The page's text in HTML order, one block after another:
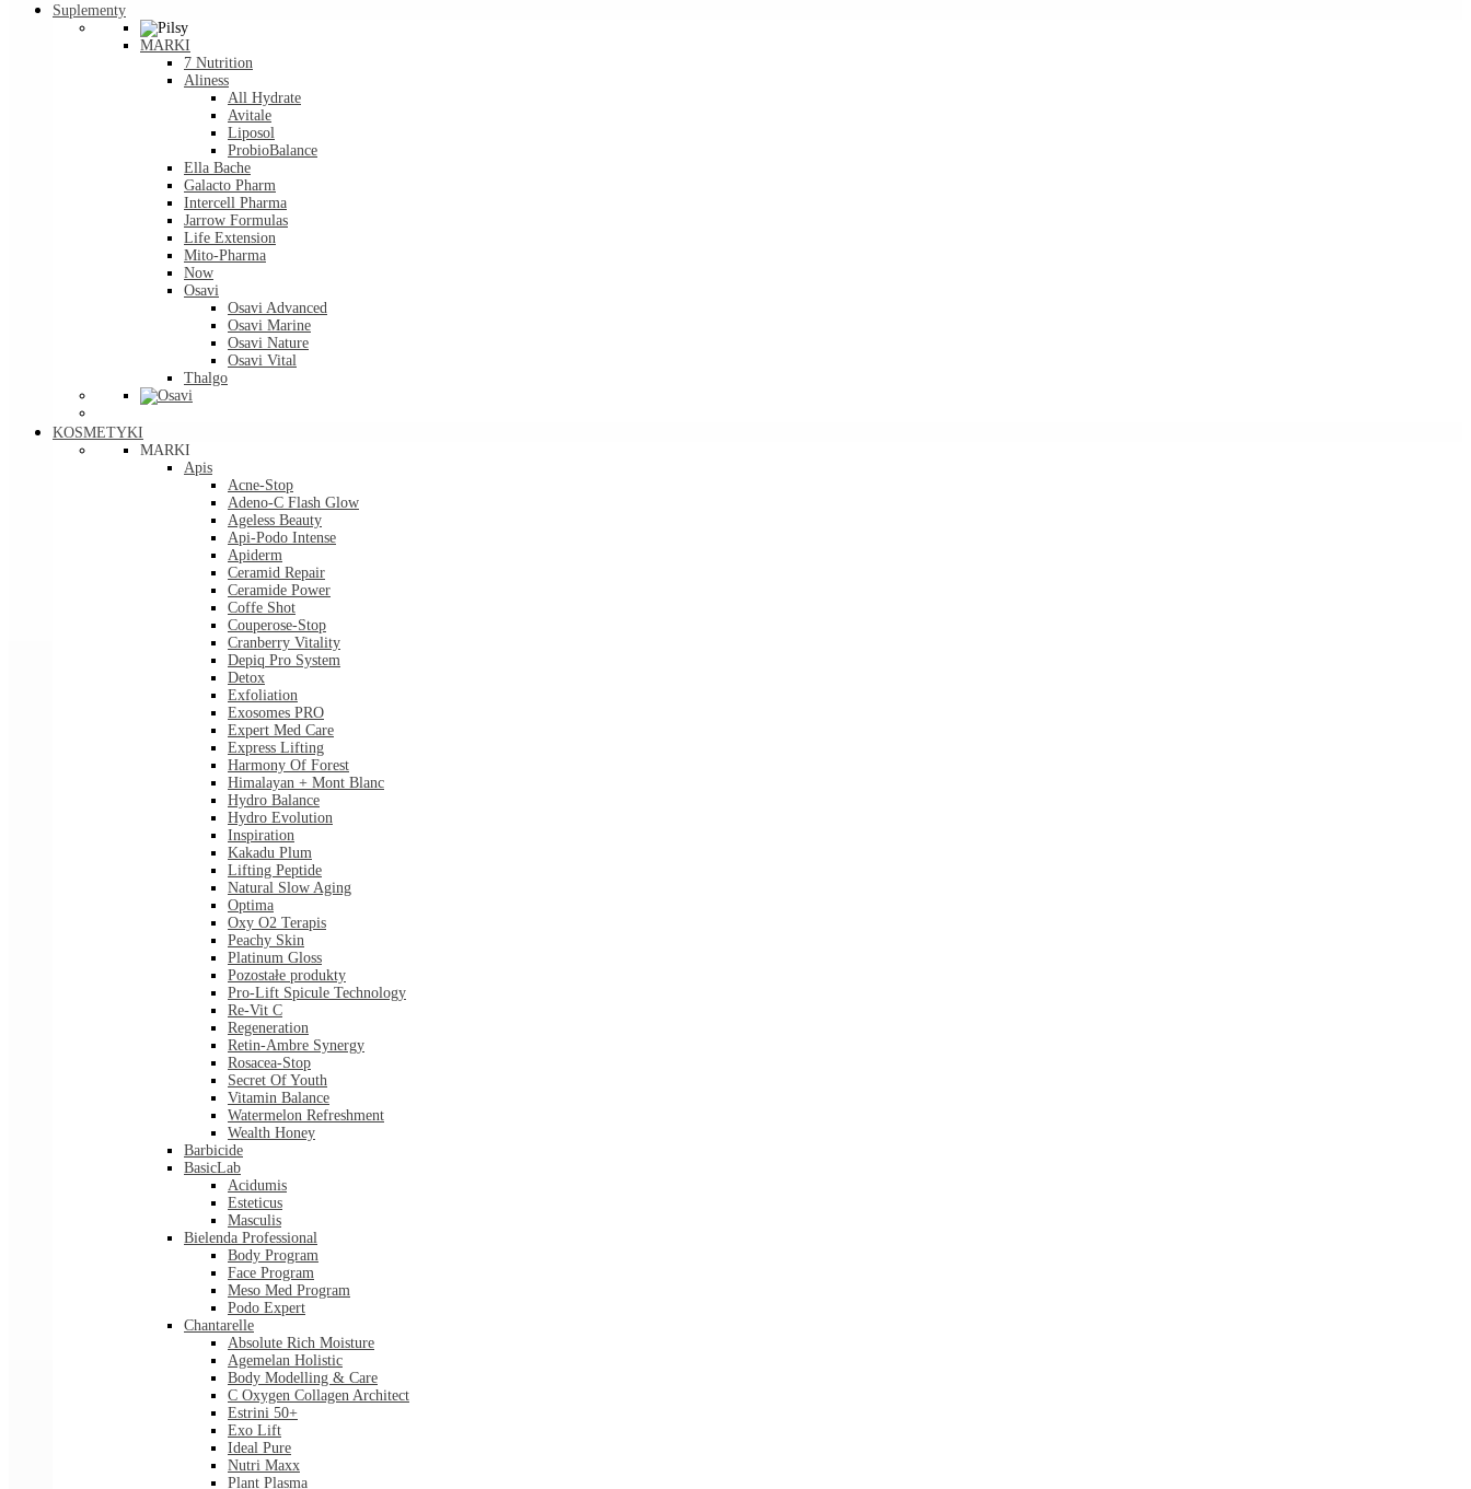
Suplementy
MARKI
7 Nutrition
Aliness
All Hydrate
Avitale
Liposol
ProbioBalance
Ella Bache
Galacto Pharm
Intercell Pharma
Jarrow Formulas
Life Extension
Mito-Pharma
Now
Osavi
Osavi Advanced
Osavi Marine
Osavi Nature
Osavi Vital
Thalgo
KOSMETYKI
MARKI
Apis
Acne-Stop
Adeno-C Flash Glow
Ageless Beauty
Api-Podo Intense
Apiderm
Ceramid Repair
Ceramide Power
Coffe Shot
Couperose-Stop
Cranberry Vitality
Depiq Pro System
Detox
Exfoliation
Exosomes PRO
Expert Med Care
Express Lifting
Harmony Of Forest
Himalayan + Mont Blanc
Hydro Balance
Hydro Evolution
Inspiration
Kakadu Plum
Lifting Peptide
Natural Slow Aging
Optima
Oxy O2 Terapis
Peachy Skin
Platinum Gloss
Pozostałe produkty
Pro-Lift Spicule Technology
Re-Vit C
Regeneration
Retin-Ambre Synergy
Rosacea-Stop
Secret Of Youth
Vitamin Balance
Watermelon Refreshment
Wealth Honey
Barbicide
BasicLab
Acidumis
Esteticus
Masculis
Bielenda Professional
Body Program
Face Program
Meso Med Program
Podo Expert
Chantarelle
Absolute Rich Moisture
Agemelan Holistic
Body Modelling & Care
C Oxygen Collagen Architect
Estrini 50+
Exo Lift
Ideal Pure
Nutri Maxx
Plant Plasma